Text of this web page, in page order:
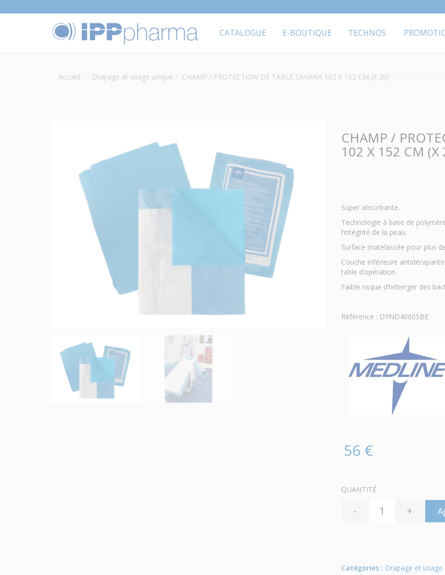
CATALOGUE E-BOUTIQUE TECHNOS
Accueil Drapage et usage unique CHAMP / PROTECTION DE TABLE SAHARA 102 X 152 CM (X 20)
CHAMP /
102 X 152 CM (X
Super absorbante.
Technologie à base de
l’intégrité de la peau.
Surface matelassée pour plus
Couche inférieure
table d’opération.
Faible risque d’héberger des
Référence : DYND4060SBE
56 €
QUANTITÉ
- +
Catégories : Drapage et usage